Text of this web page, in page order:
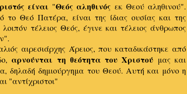
είναι "Θεός αληθινός εκ Θεού αληθινού".
το Θεό Πατέρα, είναι της ίδιας ουσίας και της
τέλειος Θεός, έγινε και τέλειος άνθρωπος
αιρεσιάρχης Άρειος, που καταδικάστηκε από
αρνούνται τη θεότητα του Χριστού μας και
δηλαδή δημιούργημα του Θεού. Αυτή και μόνο η
"αντίχριστοι"